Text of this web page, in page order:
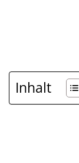
Inhalt